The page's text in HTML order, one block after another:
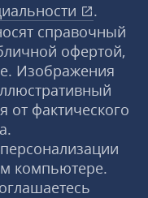
.
справочный
офертой,
Изображения
от фактического
компьютере.